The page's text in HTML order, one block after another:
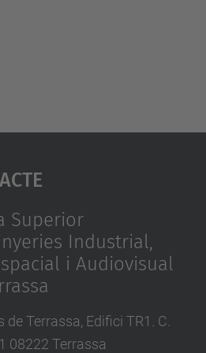
Superior
Industrial,
i Audiovisual
de Terrassa, Edifici TR1. C.
08222 Terrassa